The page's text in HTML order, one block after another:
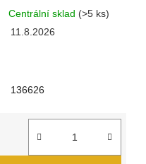
Centrální sklad (>5 ks)
11.8.2026
136626